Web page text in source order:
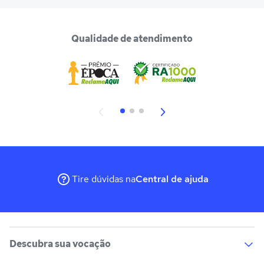
Qualidade de atendimento
Tire dúvidas naCentral de ajuda
Descubra sua vocação